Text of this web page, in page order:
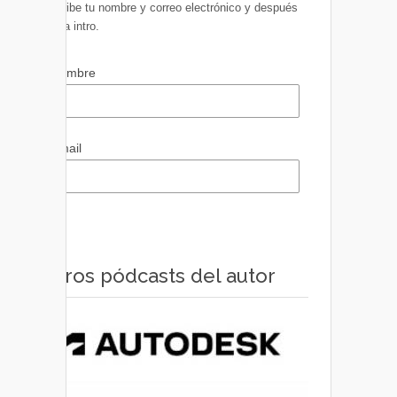
Escribe tu nombre y correo electrónico y después
pulsa intro.
Nombre
Email
Otros pódcasts del autor